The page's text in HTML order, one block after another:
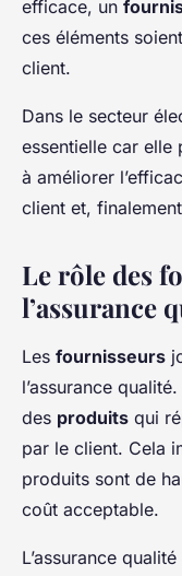
efficace, un
ces éléments
client.
Dans le secteur
essentielle car elle
à améliorer
client et,
Le rôle des
l’assurance
Les fournisseurs
l’assurance
des produits qui
par le client. Cela
produits sont de
coût acceptable.
L’assurance